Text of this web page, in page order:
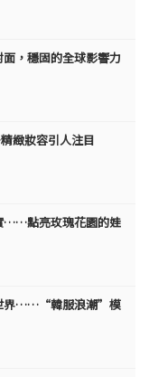
面，穩固的全球影響力
緻妝容引人注目
……點亮玫瑰花園的娃
界……“韓服浪潮”模